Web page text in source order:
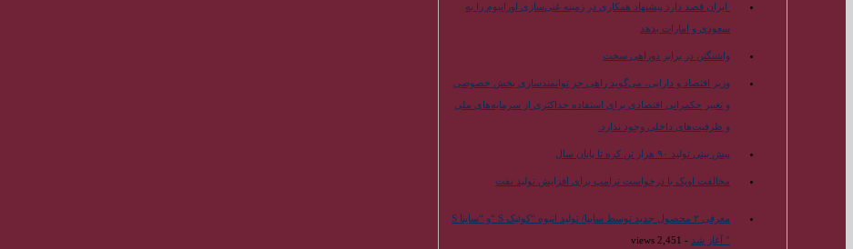
ایران قصد دارد پیشنهاد همکاری در زمینه غنی‌سازی اورانیوم را به
سعودی و امارات بدهد
واشنگتن در برابر دوراهی سخت
وزیر اقتصاد و دارایی، می‌گوید راهی جز توانمندسازی بخش خصوصی
و تغییر حکمرانی اقتصادی برای استفاده حداکثری از سرمایه‌های ملی
و ظرفیت‌های داخلی وجود ندارد.
پیش بینی تولید ۹۰ هزار تن کره تا پایان سال
مخالفت اوپک با درخواست ترامپ برای افزایش تولید نفت
معرفی ۲ محصول جدید توسط سایپا/ تولید انبوه “کوئیک S “و “ساینا S
” آغاز شد - 2,451 views